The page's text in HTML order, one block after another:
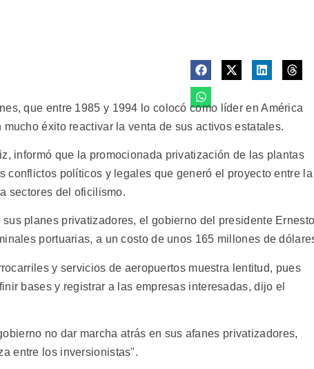
que entre 1985 y 1994 lo colocó como líder en América
éxito reactivar la venta de sus activos estatales.
informó que la promocionada privatización de las plantas
conflictos políticos y legales que generó el proyecto entre la
sectores del oficilismo.
planes privatizadores, el gobierno del presidente
portuarias, a un costo de unos 165 millones de
y servicios de aeropuertos muestra lentitud, pues
bases y registrar a las empresas interesadas, dijo el
no dar marcha atrás en sus afanes privatizadores,
entre los inversionistas".